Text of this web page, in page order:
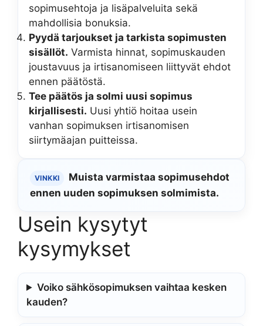
sopimusehtoja ja lisäpalveluita sekä
mahdollisia bonuksia.
Pyydä tarjoukset ja tarkista sopimusten
sisällöt. Varmista hinnat, sopimuskauden
joustavuus ja irtisanomiseen liittyvät ehdot
ennen päätöstä.
Tee päätös ja solmi uusi sopimus
kirjallisesti. Uusi yhtiö hoitaa usein
vanhan sopimuksen irtisanomisen
siirtymäajan puitteissa.
VINKKI
Muista varmistaa sopimusehdot
ennen uuden sopimuksen solmimista.
Usein kysytyt
kysymykset
Voiko sähkösopimuksen vaihtaa kesken
kauden?